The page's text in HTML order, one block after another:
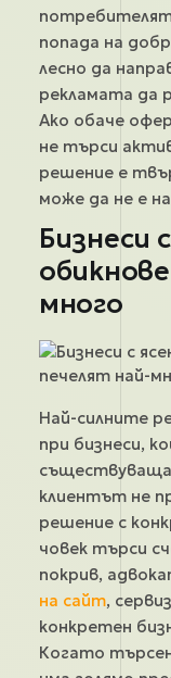
потребителят
попада на
лесно да
рекламата да
Ако обаче
не търси
решение е
може да не е
Бизнеси
много
Най-силните
при бизнеси,
съществуваща
клиентът не
решение с
човек търси
покрив,
на сайт,
конкретен
Когато